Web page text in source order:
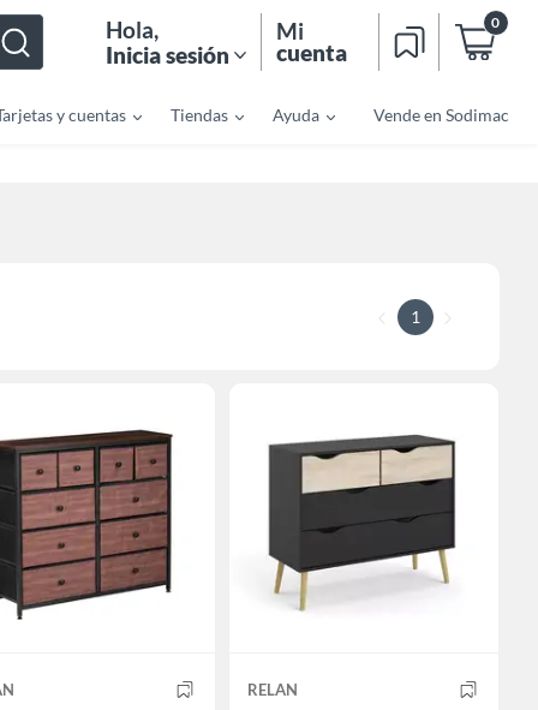
Hola,
Inicia sesión
Mi
cuenta
0
y cuentas Tiendas Ayuda Vende en Sodimac
1
RELAN